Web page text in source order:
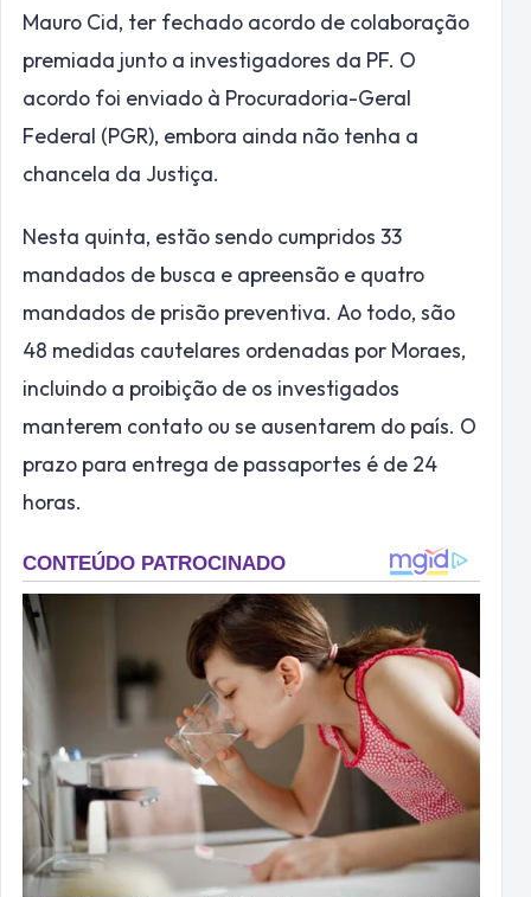
Mauro Cid, ter fechado acordo de colaboração
premiada junto a investigadores da PF. O
acordo foi enviado à Procuradoria-Geral
Federal (PGR), embora ainda não tenha a
chancela da Justiça.
Nesta quinta, estão sendo cumpridos 33
mandados de busca e apreensão e quatro
mandados de prisão preventiva. Ao todo, são
48 medidas cautelares ordenadas por Moraes,
incluindo a proibição de os investigados
manterem contato ou se ausentarem do país. O
prazo para entrega de passaportes é de 24
horas.